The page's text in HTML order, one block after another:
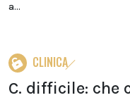
a...
CLINICA
C. difficile: che